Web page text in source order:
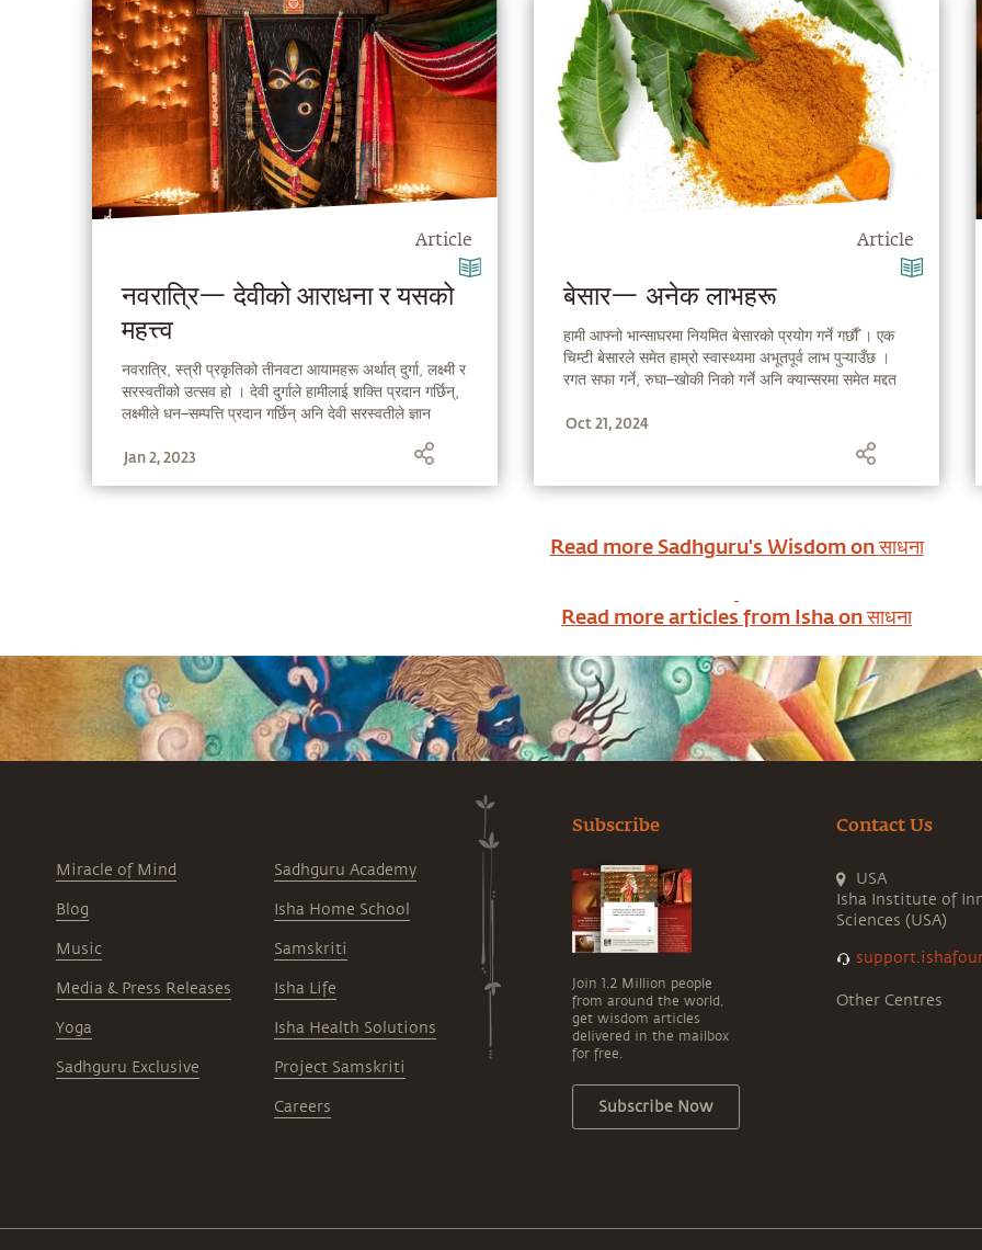
Article
नवरात्रि— देवीको आराधना र यसको
महत्त्व
नवरात्रि, स्त्री प्रकृतिको तीनवटा आयामहरू अर्थात् दुर्गा, लक्ष्मी र
सरस्वतीको उत्सव हो । देवी दुर्गाले हामीलाई शक्ति प्रदान गर्छिन्,
लक्ष्मीले धन–सम्पत्ति प्रदान गर्छिन् अनि देवी सरस्वतीले ज्ञान
दिनहरूको महत्त्वको बारेमा जानौँ ।
Jan 2, 2023
Article
बेसार— अनेक लाभहरू
हामी आफ्नो भान्साघरमा नियमित बेसारको प्रयोग गर्ने गर्छाैँ । एक
चिम्टी बेसारले समेत हाम्रो स्वास्थ्यमा अभूतपूर्व लाभ पुऱ्याउँछ ।
रगत सफा गर्ने, रुघा–खोकी निको गर्ने अनि क्यान्सरमा समेत मद्दत
Oct 21, 2024
Read more Sadhguru's Wisdom onसाधना
Read more articles from Isha onसाधना
Miracle of Mind
Blog
Music
Media & Press Releases
Yoga
Sadhguru Exclusive
Sadhguru Academy
Isha Home School
Samskriti
Isha Life
Isha Health Solutions
Project Samskriti
Careers
Subscribe
Join 1.2 Million people
from around the world,
get wisdom articles
delivered in the mailbox
for free.
Subscribe Now
Contact Us
USA
Isha Institute of
Sciences (USA)
Other Centres